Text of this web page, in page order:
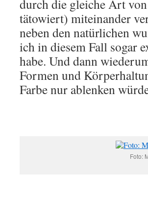
durch die gleiche Art
tätowiert) miteinander
neben den natürlichen
ich in diesem Fall sogar
habe. Und dann
Formen und
Farbe nur ablenken
Foto: